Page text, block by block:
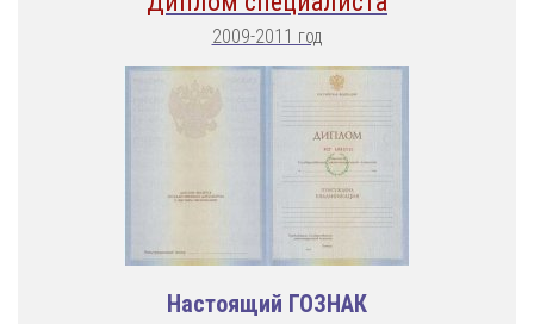
2009-2011 год
Настоящий ГОЗНАК